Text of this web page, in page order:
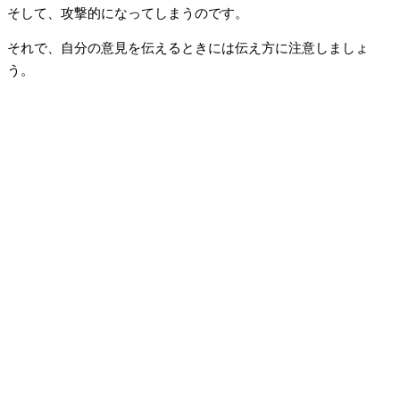
そして、攻撃的になってしまうのです。
それで、自分の意見を伝えるときには伝え方に注意しましょ
う。